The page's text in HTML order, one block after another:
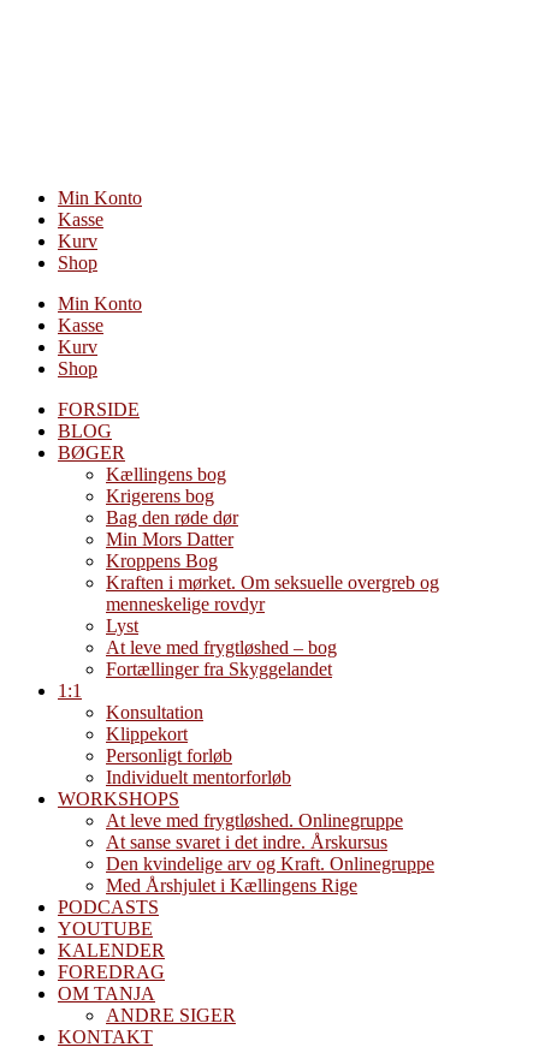
Min Konto
Kasse
Kurv
Shop
Min Konto
Kasse
Kurv
Shop
FORSIDE
BLOG
BØGER
Kællingens bog
Krigerens bog
Bag den røde dør
Min Mors Datter
Kroppens Bog
Kraften i mørket. Om seksuelle overgreb og
menneskelige rovdyr
Lyst
At leve med frygtløshed – bog
Fortællinger fra Skyggelandet
1:1
Konsultation
Klippekort
Personligt forløb
Individuelt mentorforløb
WORKSHOPS
At leve med frygtløshed. Onlinegruppe
At sanse svaret i det indre. Årskursus
Den kvindelige arv og Kraft. Onlinegruppe
Med Årshjulet i Kællingens Rige
PODCASTS
YOUTUBE
KALENDER
FOREDRAG
OM TANJA
ANDRE SIGER
KONTAKT